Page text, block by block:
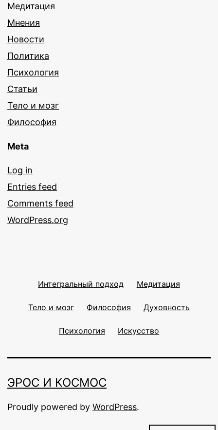
Медитация
Мнения
Новости
Политика
Психология
Статьи
Тело и мозг
Философия
Meta
Log in
Entries feed
Comments feed
WordPress.org
Интегральный подход Медитация
Тело и мозг Философия Духовность
Психология Искусство
ЭРОС И КОСМОС
Proudly powered by WordPress.